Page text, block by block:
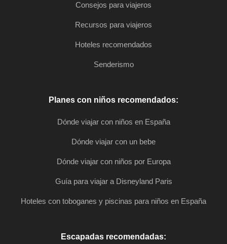
Consejos para viajeros
Recursos para viajeros
Hoteles recomendados
Senderismo
Planes con niños recomendados:
Dónde viajar con niños en España
Dónde viajar con un bebe
Dónde viajar con niños por Europa
Guía para viajar a Disneyland Paris
Hoteles con toboganes y piscinas para niños en España
Escapadas recomendadas: